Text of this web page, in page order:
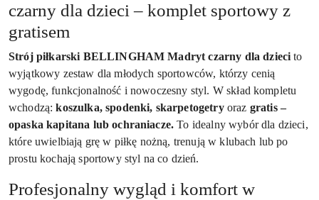
czarny dla dzieci – komplet sportowy z
gratisem
Strój piłkarski BELLINGHAM Madryt czarny dla dzieci to
wyjątkowy zestaw dla młodych sportowców, którzy cenią
wygodę, funkcjonalność i nowoczesny styl. W skład kompletu
wchodzą:koszulka, spodenki, skarpetogetryoraz gratis –
opaska kapitana lub ochraniacze. To idealny wybór dla dzieci,
które uwielbiają grę w piłkę nożną, trenują w klubach lub po
prostu kochają sportowy styl na co dzień.
Profesjonalny wygląd i komfort w